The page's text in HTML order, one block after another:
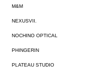
M&M
NEXUSVII.
NOCHINO OPTICAL
PHINGERIN
PLATEAU STUDIO